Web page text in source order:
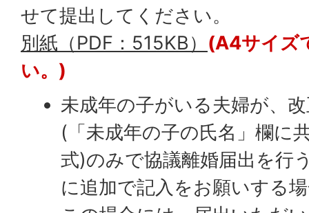
せて提出してください。
別紙（PDF：515KB） (A4サイズ
い。)
未成年の子がいる夫婦が、
(「未成年の子の氏名」欄に
式)のみで協議離婚届出を行
に追加で記入をお願いする